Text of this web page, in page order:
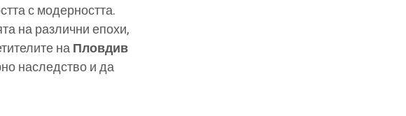
с модерността.
на различни епохи,
наПловдив
наследство и да